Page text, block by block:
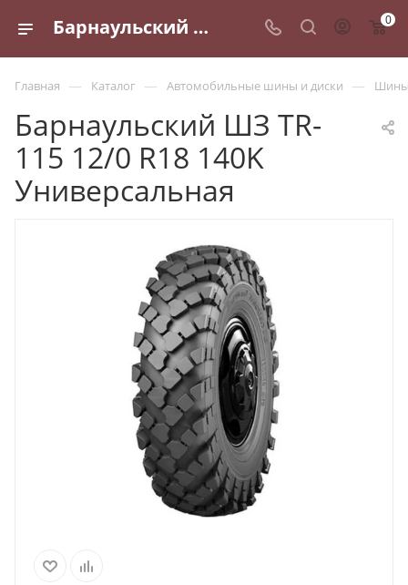
Барнаульский ШЗ TR-115 12/0 R18 140K Универсальная - купить в Санкт-Петербурге по выгодной цене 0
Главная — Каталог — Автомобильные шины и диски — Шины
Барнаульский ШЗ TR-
115 12/0 R18 140K
Универсальная